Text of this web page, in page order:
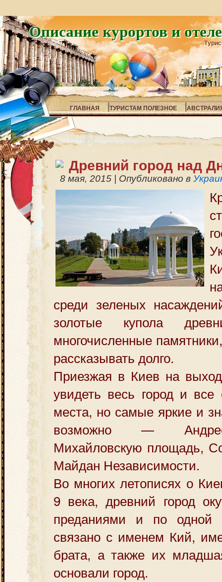
Описание курортов и
ГЛАВНАЯ ТУРИСТАМ ПОЛЕЗНОЕ
Древний город над
8 мая, 2015 Опубликовано в
среди зеленых
золотые купола
многочисленные
рассказывать долго.
Приезжая в Киев на
увидеть весь город и все
места, но самые яркие и
возможно —
Михайловскую площадь,
Майдан Независимости.
Во многих летописях о
9 века, древний город
преданиями и по
связано с именем Кий,
брата, а также их
основали город.